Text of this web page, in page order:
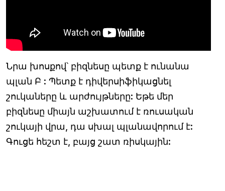
Նրա խոսքով՝ բիզնեսը պետք է ունանա
պլան Բ : Պետք է դիվերսիֆիկացնել
շուկաները և արժույթները: Եթե մեր
բիզնեսը միայն աշխատում է ռուսական
շուկայի վրա, դա սխալ պլանավորում է:
Գուցե հեշտ է, բայց շատ ռիսկային: